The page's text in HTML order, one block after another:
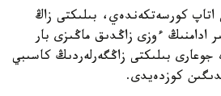
كورسەتكەندەي، بىلىكتى زاڭ
ادامنىڭ ءوزى زاڭدىق ماڭىزى بار
جوعارى بىلىكتى زاڭگەرلەردىڭ كاسىبي
كوزدەيدى.